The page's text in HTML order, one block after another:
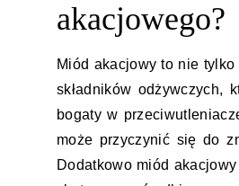
akacjowego?
Miód akacjowy to nie
składników odżywczych,
bogaty w
może przyczynić się do
Dodatkowo miód